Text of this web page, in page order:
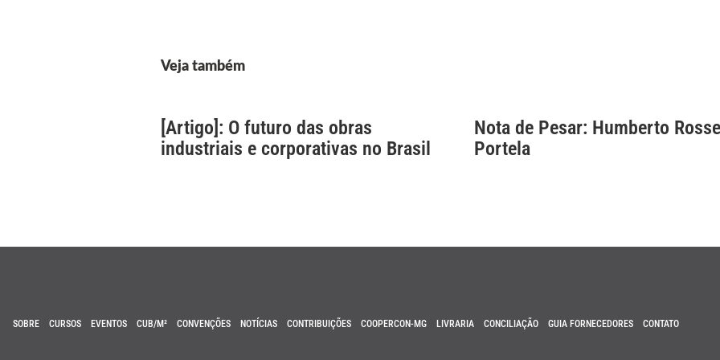
Veja também
[Artigo]: O futuro das obras
industriais e corporativas no Brasil
Nota de Pesar: Humberto
Portela
SOBRE CURSOS EVENTOS CUB/M² CONVENÇÕES NOTÍCIAS CONTRIBUIÇÕES COOPERCON-MG LIVRARIA CONCILIAÇÃO GUIA FORNECEDORES CONTATO